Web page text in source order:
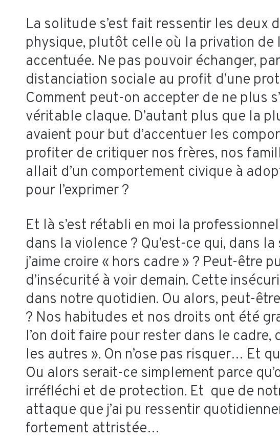
La solitude s’est fait ressentir les deux
physique, plutôt celle où la privation de
accentuée. Ne pas pouvoir échanger,
distanciation sociale au profit d’une
Comment peut-on accepter de ne plus
véritable claque. D’autant plus que la
avaient pour but d’accentuer les
profiter de critiquer nos frères, nos
allait d’un comportement civique à
pour l’exprimer ?
Et là s’est rétabli en moi la
dans la violence ? Qu’est-ce qui, dans
j’aime croire « hors cadre » ? Peut-
d’insécurité à voir demain. Cette
dans notre quotidien. Ou alors, peut-
? Nos habitudes et nos droits ont été
l’on doit faire pour rester dans le
les autres ». On n’ose pas risquer… Et
Ou alors serait-ce simplement parce
irréfléchi et de protection. Et que de
attaque que j’ai pu ressentir
fortement attristée…